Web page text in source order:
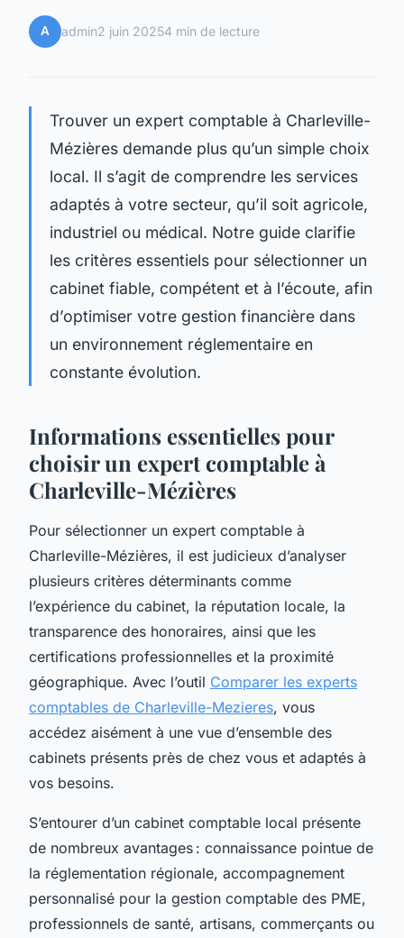
A admin2 juin 20254 min de lecture
Trouver un expert comptable à Charleville-
Mézières demande plus qu’un simple choix
local. Il s’agit de comprendre les services
adaptés à votre secteur, qu’il soit agricole,
industriel ou médical. Notre guide clarifie
les critères essentiels pour sélectionner un
cabinet fiable, compétent et à l’écoute, afin
d’optimiser votre gestion financière dans
un environnement réglementaire en
constante évolution.
Informations essentielles pour
choisir un expert comptable à
Charleville-Mézières
Pour sélectionner un expert comptable à
Charleville-Mézières, il est judicieux d’analyser
plusieurs critères déterminants comme
l’expérience du cabinet, la réputation locale, la
transparence des honoraires, ainsi que les
certifications professionnelles et la proximité
géographique. Avec l’outil Comparer les experts
comptables de Charleville-Mezieres, vous
accédez aisément à une vue d’ensemble des
cabinets présents près de chez vous et adaptés à
vos besoins.
S’entourer d’un cabinet comptable local présente
de nombreux avantages : connaissance pointue de
la réglementation régionale, accompagnement
personnalisé pour la gestion comptable des PME,
professionnels de santé, artisans, commerçants ou